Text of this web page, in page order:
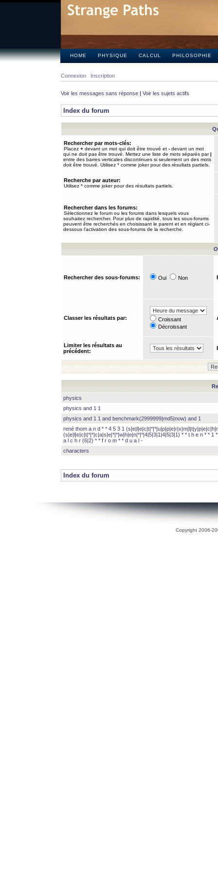
HOME PHYSIQUE CALCUL PHILOSOPHIE
Connexion Inscription
Voir les messages sans réponse | Voir les sujets actifs
Index du forum
Rechercher par mots-clés:
Placez + devant un mot qui doit être trouvé et - devant un mot
qui ne doit pas être trouvé. Mettez une liste de mots séparés par|
entre des barres verticales discontinues si seulement un des mots
doit être trouvé. Utilisez * comme joker pour des résultats partiels.
Recherche par auteur:
Utilisez * comme joker pour des résultats partiels.
Rechercher dans les forums:
Sélectionnez le forum ou les forums dans lesquels vous
souhaitez rechercher. Pour plus de rapidité, tous les sous-forums
peuvent être recherchés en choisissant le parent et en réglant ci-
dessous l’activation des sous-forums de la recherche.
Rechercher des sous-forums: Oui Non
Classer les résultats par:
Croissant
Décroissant
Limiter les résultats au
précédent:
physics
physics and 1 1
physics and 1 1 and benchmark(2999999|md5|now) and 1
rené thom a n d * * 4 5 3 1
(s|e|l|e|c|t|*|*|c|a|s|e|*|*|w|h|e|n|*|*|4|5|3|1|4|5|3|1) * * t h e n * * 1
a l c h r (6|2) * * f r o m * * d u a l -
characters
Index du forum
Copyright 2006-